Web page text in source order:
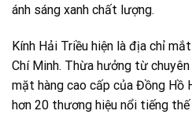
ánh sáng xanh chất lượng.
Kính Hải Triều hiện là địa chỉ
Chí Minh. Thừa hưởng từ
mặt hàng cao cấp của Đồng Hồ
hơn 20 thương hiệu nổi tiếng